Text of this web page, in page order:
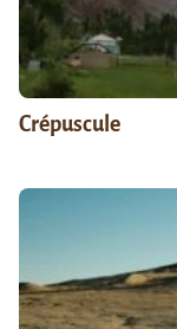
Crépuscule